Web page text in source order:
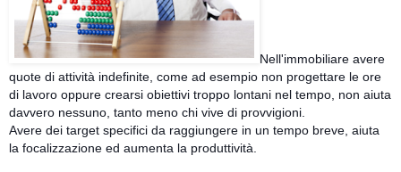
Nell'immobiliare avere
quote di attività indefinite, come ad esempio non progettare le ore
di lavoro oppure crearsi obiettivi troppo lontani nel tempo, non aiuta
davvero nessuno, tanto meno chi vive di provvigioni.
Avere dei target specifici da raggiungere in un tempo breve, aiuta
la focalizzazione ed aumenta la produttività.